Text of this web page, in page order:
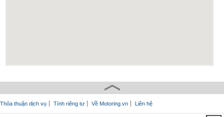
Thỏa thuận dịch vụ Tính riêng tư Về Motoring.vn Liên hệ